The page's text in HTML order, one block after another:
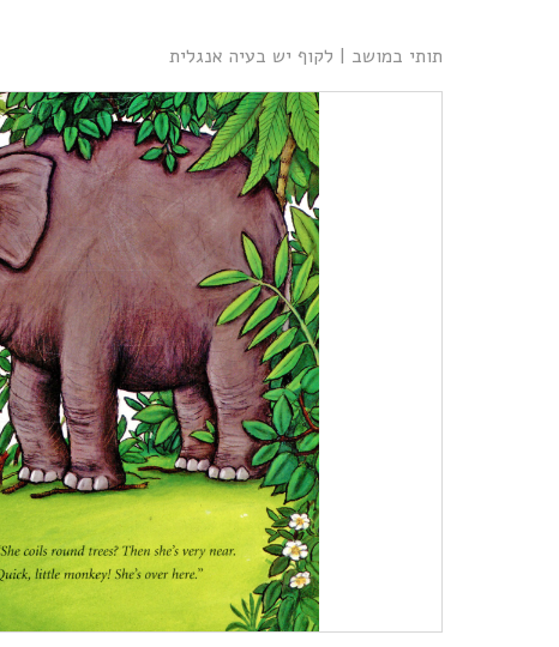
תותי במושב | לקוף יש בעיה אנגלית